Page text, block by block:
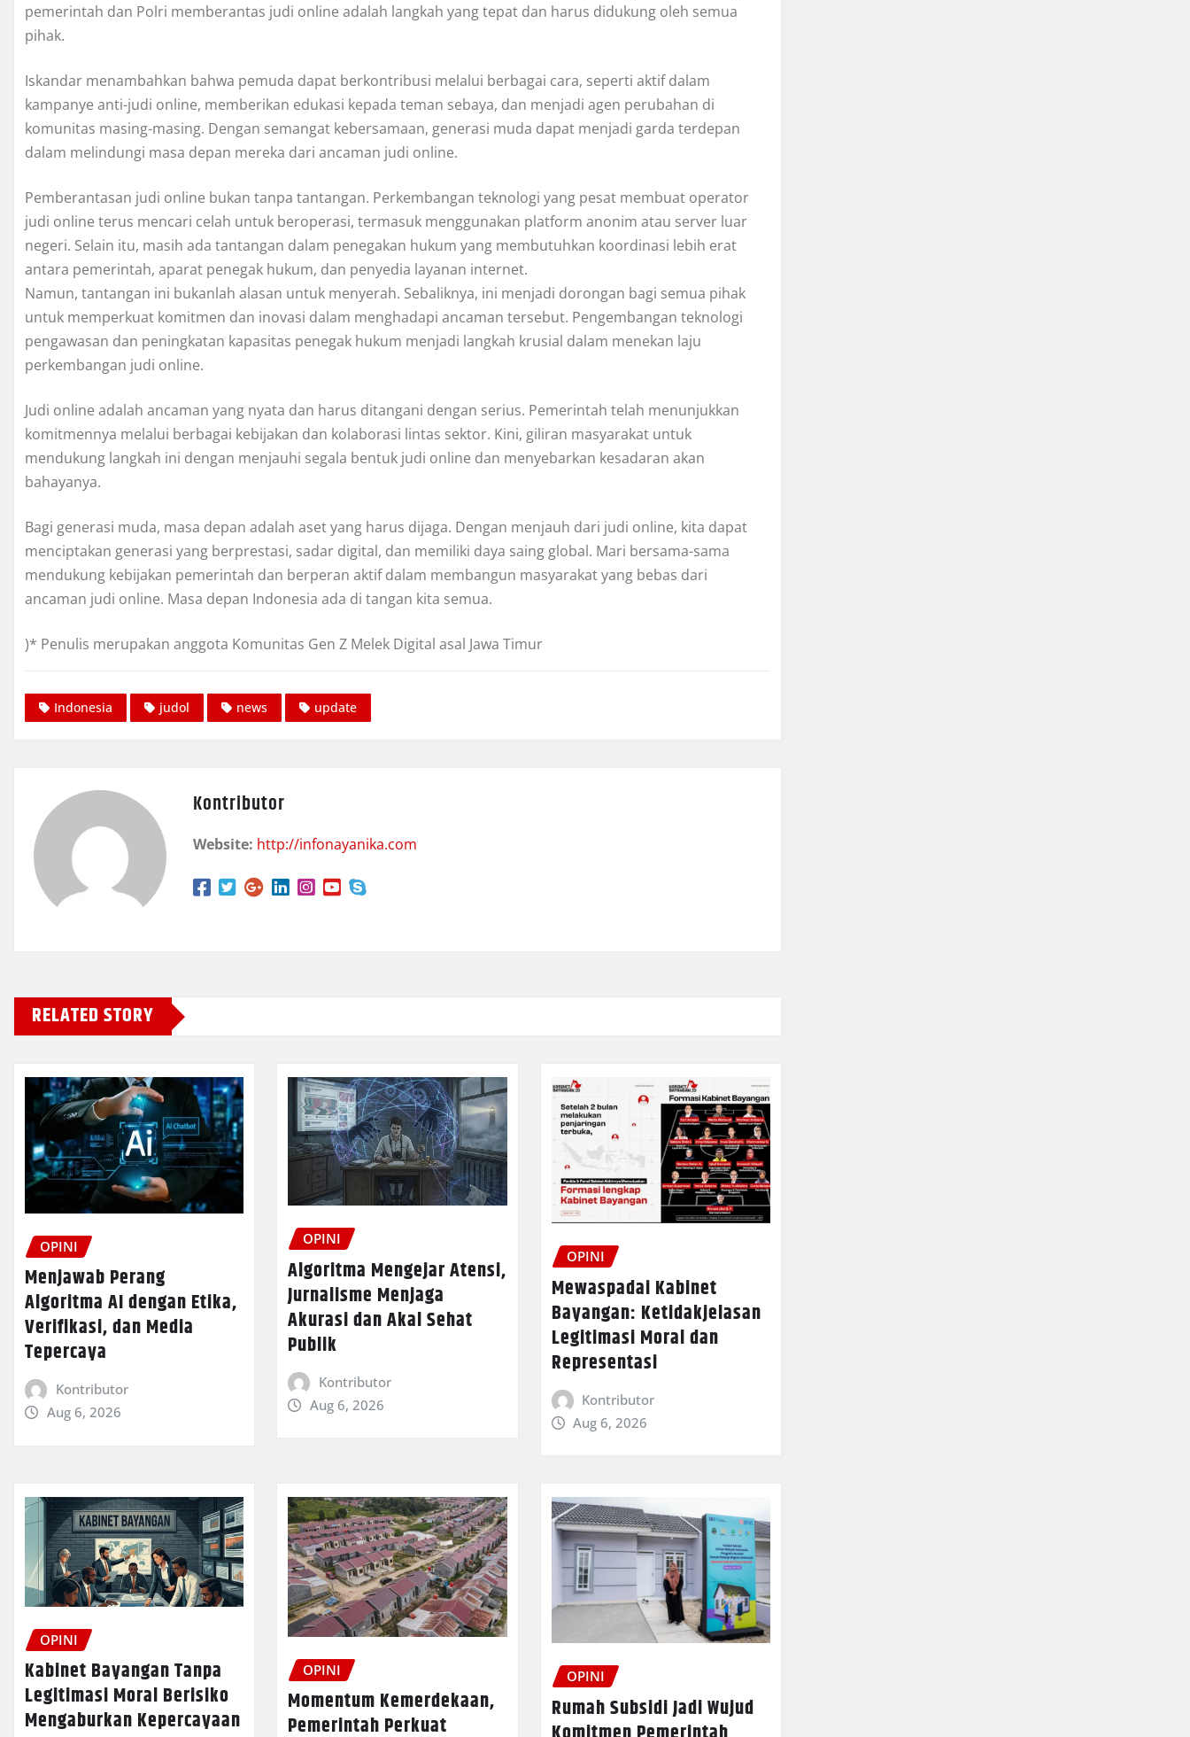
pemerintah dan Polri memberantas judi online adalah langkah yang tepat dan harus didukung oleh semua
pihak.
Iskandar menambahkan bahwa pemuda dapat berkontribusi melalui berbagai cara, seperti aktif dalam
kampanye anti-judi online, memberikan edukasi kepada teman sebaya, dan menjadi agen perubahan di
komunitas masing-masing. Dengan semangat kebersamaan, generasi muda dapat menjadi garda terdepan
dalam melindungi masa depan mereka dari ancaman judi online.
Pemberantasan judi online bukan tanpa tantangan. Perkembangan teknologi yang pesat membuat operator
judi online terus mencari celah untuk beroperasi, termasuk menggunakan platform anonim atau server luar
negeri. Selain itu, masih ada tantangan dalam penegakan hukum yang membutuhkan koordinasi lebih erat
antara pemerintah, aparat penegak hukum, dan penyedia layanan internet.
Namun, tantangan ini bukanlah alasan untuk menyerah. Sebaliknya, ini menjadi dorongan bagi semua pihak
untuk memperkuat komitmen dan inovasi dalam menghadapi ancaman tersebut. Pengembangan teknologi
pengawasan dan peningkatan kapasitas penegak hukum menjadi langkah krusial dalam menekan laju
perkembangan judi online.
Judi online adalah ancaman yang nyata dan harus ditangani dengan serius. Pemerintah telah menunjukkan
komitmennya melalui berbagai kebijakan dan kolaborasi lintas sektor. Kini, giliran masyarakat untuk
mendukung langkah ini dengan menjauhi segala bentuk judi online dan menyebarkan kesadaran akan
bahayanya.
Bagi generasi muda, masa depan adalah aset yang harus dijaga. Dengan menjauh dari judi online, kita dapat
menciptakan generasi yang berprestasi, sadar digital, dan memiliki daya saing global. Mari bersama-sama
mendukung kebijakan pemerintah dan berperan aktif dalam membangun masyarakat yang bebas dari
ancaman judi online. Masa depan Indonesia ada di tangan kita semua.
)* Penulis merupakan anggota Komunitas Gen Z Melek Digital asal Jawa Timur
Indonesia judol news update
Kontributor
Website: http://infonayanika.com
RELATED STORY
OPINI
Menjawab Perang
Algoritma AI dengan Etika,
Verifikasi, dan Media
Tepercaya
Kontributor
Aug 6, 2026
OPINI
Algoritma Mengejar Atensi,
Jurnalisme Menjaga
Akurasi dan Akal Sehat
Publik
Kontributor
Aug 6, 2026
OPINI
Mewaspadai Kabinet
Bayangan: Ketidakjelasan
Legitimasi Moral dan
Representasi
Kontributor
Aug 6, 2026
OPINI
Kabinet Bayangan Tanpa
Legitimasi Moral Berisiko
Mengaburkan Kepercayaan
OPINI
Momentum Kemerdekaan,
Pemerintah Perkuat
OPINI
Rumah Subsidi Jadi Wujud